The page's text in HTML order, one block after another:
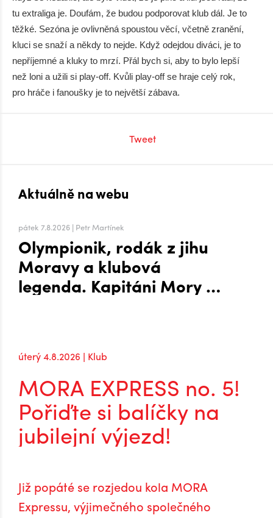
tu extraliga je. Doufám, že budou podporovat klub dál. Je to
těžké. Sezóna je ovlivněná spoustou věcí, včetně zranění,
kluci se snaží a někdy to nejde. Když odejdou diváci, je to
nepříjemné a kluky to mrzí. Přál bych si, aby to bylo lepší
než loni a užili si play-off. Kvůli play-off se hraje celý rok,
pro hráče i fanoušky je to největší zábava.
Tweet
Aktuálně na webu
pátek 7.8.2026 | Petr Martínek
Olympionik, rodák z jihu
Moravy a klubová
legenda. Kapitáni Mory po
úterý 4.8.2026 | Klub
MORA EXPRESS no. 5!
Pořiďte si balíčky na
jubilejní výjezd!
Již popáté se rozjedou kola MORA
Expressu, výjimečného společného